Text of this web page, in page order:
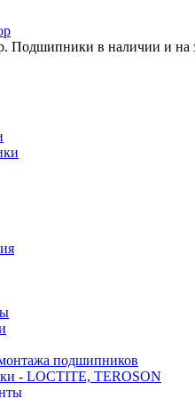
Подшипники в наличии и на
подшипников
- LOCTITE, TEROSON